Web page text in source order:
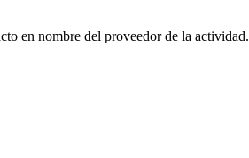
en nombre del proveedor de la actividad.